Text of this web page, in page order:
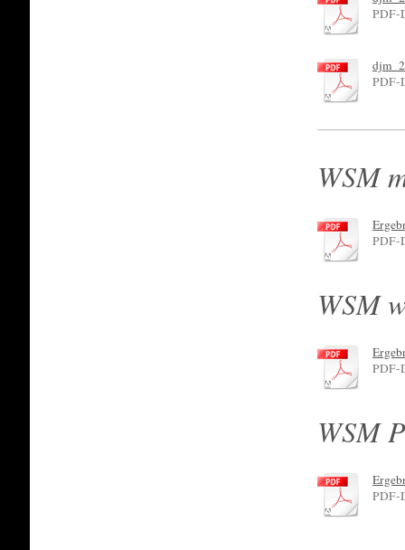
PDF-
PDF-
WSM
PDF-
WSM
PDF-
WSM
PDF-